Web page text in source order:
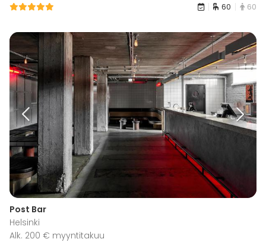
60 60
Post Bar
Helsinki
Alk. 200 € myyntitakuu